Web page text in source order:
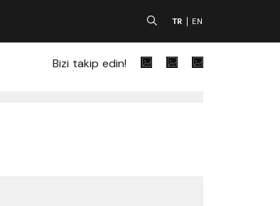
A TR EN
Bizi takip edin!